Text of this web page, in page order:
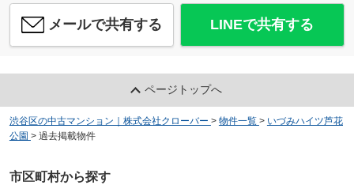
メールで共有する LINEで共有する
ページトップへ
渋谷区の中古マンション｜株式会社クローバー > 物件一覧 > いづみハイツ芦花
公園 > 過去掲載物件
市区町村から探す